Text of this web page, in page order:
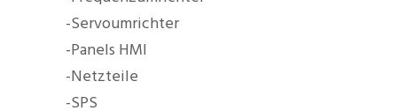
-Servoumrichter
-Panels HMI
-Netzteile
-SPS